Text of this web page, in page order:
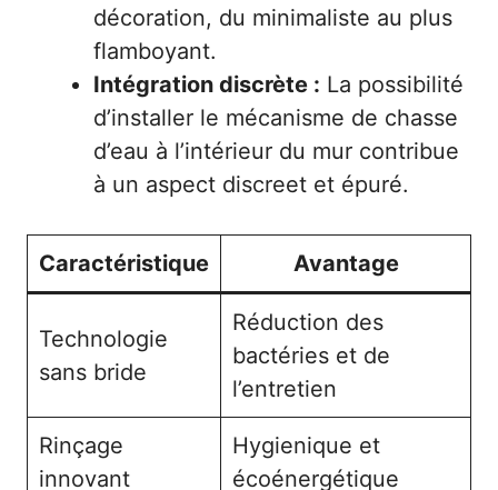
décoration, du minimaliste au plus
flamboyant.
Intégration discrète : La possibilité
d’installer le mécanisme de chasse
d’eau à l’intérieur du mur contribue
à un aspect discreet et épuré.
Caractéristique Avantage
Technologie
sans bride
Réduction des
bactéries et de
l’entretien
Rinçage
innovant
Hygienique et
écoénergétique